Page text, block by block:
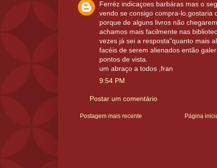
Ferréz indicaçoes barbáras mas o
vendo se consigo compra-lo,gostaria
porque de alguns livros não
achamos mais facilmente nas
vezes já sei a resposta"quanto mais
facéis de serem alienados então
pontos de vista.
um abraço a todos ,fran
9:54 PM
Postar um comentário
Postagem mais recente Página